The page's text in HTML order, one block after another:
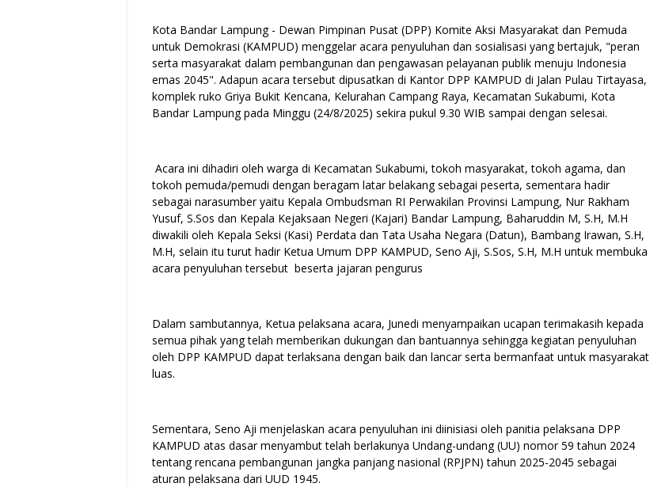
Kota Bandar Lampung - Dewan Pimpinan Pusat (DPP) Komite Aksi Masyarakat dan Pemuda
untuk Demokrasi (KAMPUD) menggelar acara penyuluhan dan sosialisasi yang bertajuk, "peran
serta masyarakat dalam pembangunan dan pengawasan pelayanan publik menuju Indonesia
emas 2045". Adapun acara tersebut dipusatkan di Kantor DPP KAMPUD di Jalan Pulau Tirtayasa,
komplek ruko Griya Bukit Kencana, Kelurahan Campang Raya, Kecamatan Sukabumi, Kota
Bandar Lampung pada Minggu (24/8/2025) sekira pukul 9.30 WIB sampai dengan selesai.
Acara ini dihadiri oleh warga di Kecamatan Sukabumi, tokoh masyarakat, tokoh agama, dan
tokoh pemuda/pemudi dengan beragam latar belakang sebagai peserta, sementara hadir
sebagai narasumber yaitu Kepala Ombudsman RI Perwakilan Provinsi Lampung, Nur Rakham
Yusuf, S.Sos dan Kepala Kejaksaan Negeri (Kajari) Bandar Lampung, Baharuddin M, S.H, M.H
diwakili oleh Kepala Seksi (Kasi) Perdata dan Tata Usaha Negara (Datun), Bambang Irawan, S.H,
M.H, selain itu turut hadir Ketua Umum DPP KAMPUD, Seno Aji, S.Sos, S.H, M.H untuk membuka
acara penyuluhan tersebut beserta jajaran pengurus
Dalam sambutannya, Ketua pelaksana acara, Junedi menyampaikan ucapan terimakasih kepada
semua pihak yang telah memberikan dukungan dan bantuannya sehingga kegiatan penyuluhan
oleh DPP KAMPUD dapat terlaksana dengan baik dan lancar serta bermanfaat untuk masyarakat
luas.
Sementara, Seno Aji menjelaskan acara penyuluhan ini diinisiasi oleh panitia pelaksana DPP
KAMPUD atas dasar menyambut telah berlakunya Undang-undang (UU) nomor 59 tahun 2024
tentang rencana pembangunan jangka panjang nasional (RPJPN) tahun 2025-2045 sebagai
aturan pelaksana dari UUD 1945.